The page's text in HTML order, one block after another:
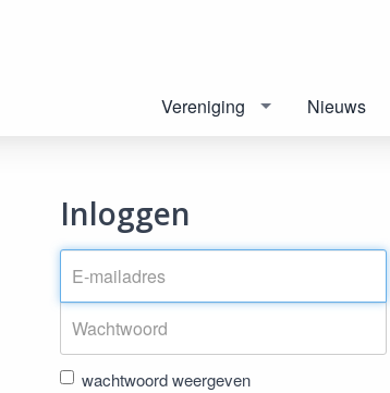
Vereniging Nieuws
Inloggen
wachtwoord weergeven